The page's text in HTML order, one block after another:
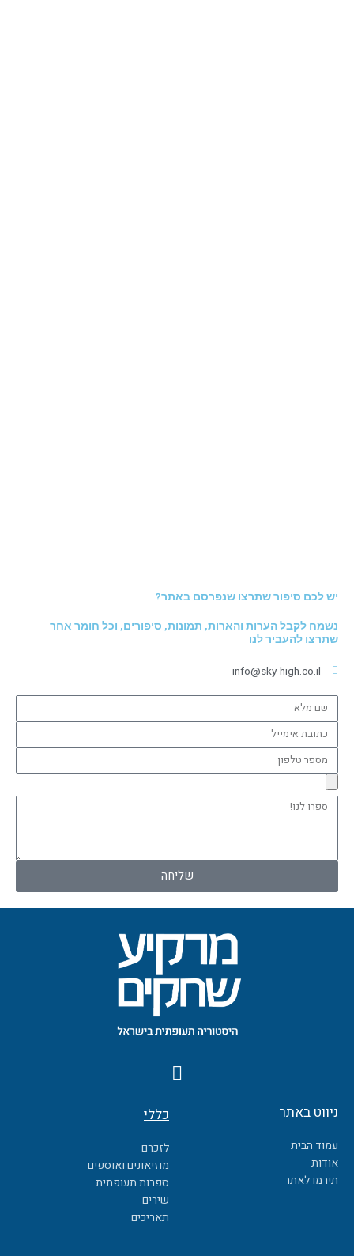
יש לכם סיפור שתרצו שנפרסם באתר?
נשמח לקבל הערות והארות, תמונות, סיפורים, וכל חומר אחר
שתרצו להעביר לנו
info@sky-high.co.il
שם
מלא
כתובת
אימייל
מספר
טלפון
ספרו
שליחה
F
a
e
b
o
o
k
ניווט באתר
עמוד הבית
אודות
תירמו לאתר
כללי
לזכרם
מוזיאונים ואוספים
ספרות תעופתית
שירים
תאריכים